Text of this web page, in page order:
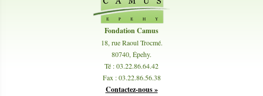
Fondation Camus
18, rue Raoul Trocmé.
80740, Épehy.
Té :03.22.86.64.42
Fax :03.22.86.56.38
Contactez-nous »